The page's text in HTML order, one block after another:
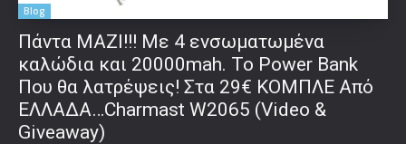
Blog
Πάντα ΜΑΖΙ!!! Με 4 ενσωματωμένα
καλώδια και 20000mah. Το Power Bank
Που θα λατρέψεις! Στα 29€ ΚΟΜΠΛΕ Από
ΕΛΛΑΔΑ…Charmast W2065 (Video &
Giveaway)